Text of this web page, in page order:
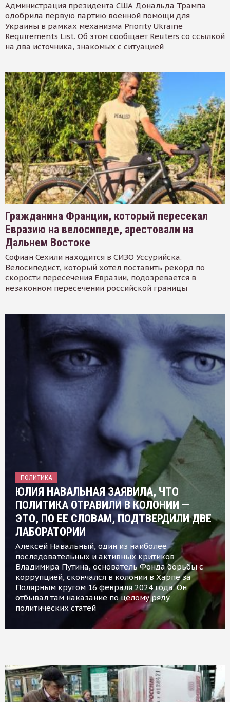
Администрация президента США Дональда Трампа
одобрила первую партию военной помощи для
Украины в рамках механизма Priority Ukraine
Requirements List. Об этом сообщает Reuters со ссылкой
на два источника, знакомых с ситуацией
Гражданина Франции, который пересекал
Евразию на велосипеде, арестовали на
Дальнем Востоке
Софиан Сехили находится в СИЗО Уссурийска.
Велосипедист, который хотел поставить рекорд по
скорости пересечения Евразии, подозревается в
незаконном пересечении российской границы
ПОЛИТИКА
ЮЛИЯ НАВАЛЬНАЯ ЗАЯВИЛА, ЧТО
ПОЛИТИКА ОТРАВИЛИ В КОЛОНИИ —
ЭТО, ПО ЕЕ СЛОВАМ, ПОДТВЕРДИЛИ ДВЕ
ЛАБОРАТОРИИ
Алексей Навальный, один из наиболее
последовательных и активных критиков
Владимира Путина, основатель Фонда борьбы с
коррупцией, скончался в колонии в Харпе за
Полярным кругом 16 февраля 2024 года. Он
отбывал там наказание по целому ряду
политических статей